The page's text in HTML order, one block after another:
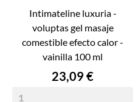
intimateline luxuria -
voluptas gel masaje
comestible efecto calor -
vainilla 100 ml
Precio
23,09 €